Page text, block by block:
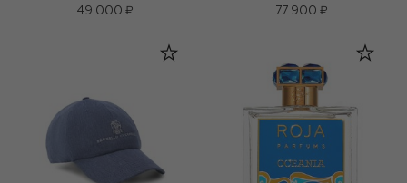
49 000 ₽
77 900 ₽